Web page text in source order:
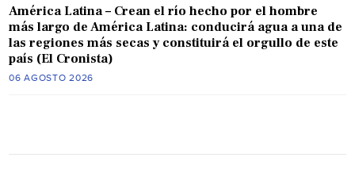
América Latina – Crean el río hecho por el hombre
más largo de América Latina: conducirá agua a una de
las regiones más secas y constituirá el orgullo de este
país (El Cronista)
06 AGOSTO 2026